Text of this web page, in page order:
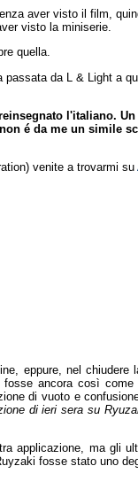
aver visto il film,
visto la miniserie.
quella.
da L & Light a
l'italiano.
é da me un simile
venite a trovarmi su
eppure, nel chiudere
ancora così come
di vuoto e
di ieri sera su
applicazione, ma gli
fosse stato uno